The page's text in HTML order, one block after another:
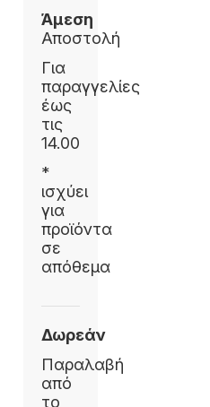
Άμεση
Αποστολή
Για
παραγγελίες
έως
τις
14.00
*
ισχύει
για
προϊόντα
σε
απόθεμα
Δωρεάν
Παραλαβή
από
το